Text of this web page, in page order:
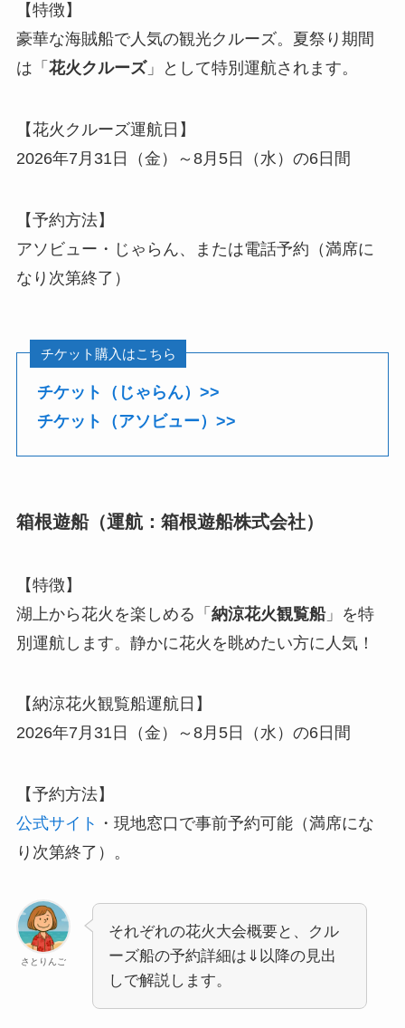
【特徴】
豪華な海賊船で人気の観光クルーズ。夏祭り期間
は「 花火クルーズ」として特別運航されます。
【花火クルーズ運航日】
2026年7月31日（金）～8月5日（水）の6日間
【予約方法】
アソビュー・じゃらん、または電話予約（満席に
なり次第終了）
チケット購入はこちら
チケット（じゃらん）>>
チケット（アソビュー）>>
箱根遊船（運航：箱根遊船株式会社）
【特徴】
湖上から花火を楽しめる「 納涼花火観覧船」を特
別運航します。静かに花火を眺めたい方に人気！
【納涼花火観覧船運航日】
2026年7月31日（金）～8月5日（水）の6日間
【予約方法】
公式サイト ・現地窓口で事前予約可能（満席にな
り次第終了）。
さとりんご
それぞれの花火大会概要と、クル
ーズ船の予約詳細は⇓以降の見出
しで解説します。